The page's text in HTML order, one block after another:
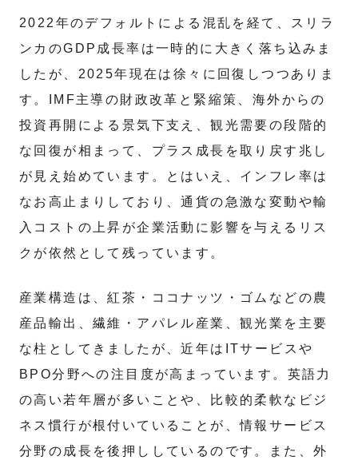
2022年のデフォルトによる混乱を経て、スリラ
ンカのGDP成長率は一時的に大きく落ち込みま
したが、2025年現在は徐々に回復しつつありま
す。IMF主導の財政改革と緊縮策、海外からの
投資再開による景気下支え、観光需要の段階的
な回復が相まって、プラス成長を取り戻す兆し
が見え始めています。とはいえ、インフレ率は
なお高止まりしており、通貨の急激な変動や輸
入コストの上昇が企業活動に影響を与えるリス
クが依然として残っています。
産業構造は、紅茶・ココナッツ・ゴムなどの農
産品輸出、繊維・アパレル産業、観光業を主要
な柱としてきましたが、近年はITサービスや
BPO分野への注目度が高まっています。英語力
の高い若年層が多いことや、比較的柔軟なビジ
ネス慣行が根付いていることが、情報サービス
分野の成長を後押ししているのです。また、外